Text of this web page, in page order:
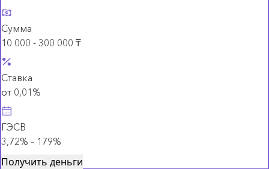
Сумма
10 000 - 300 000 ₸
Ставка
от 0,01%
ГЭСВ
3,72% – 179%
Получить деньги